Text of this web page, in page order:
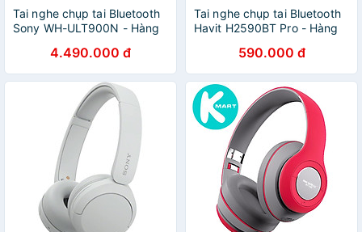
Tai nghe chụp tai Bluetooth
Sony WH-ULT900N - Hàng
4.490.000 đ
Tai nghe chụp tai Bluetooth
Havit H2590BT Pro - Hàng
590.000 đ